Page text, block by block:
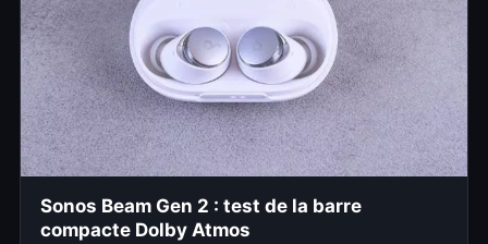
Sonos Beam Gen 2 : test de la barre
compacte Dolby Atmos